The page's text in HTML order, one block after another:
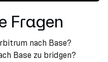
Fragen
nach Base?
Base zu bridgen?